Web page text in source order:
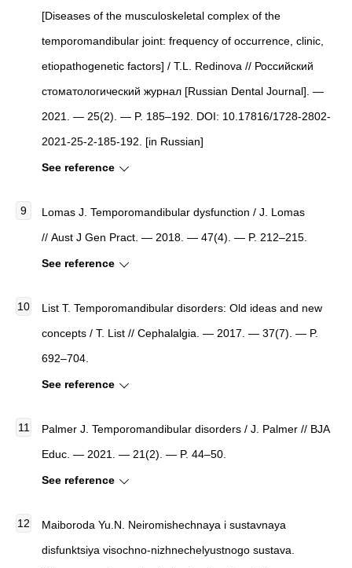
[Diseases of the musculoskeletal complex of the
temporomandibular joint: frequency of occurrence, clinic,
etiopathogenetic factors] / T.L. Redinova // Российский
стоматологический журнал [Russian Dental Journal]. —
2021. — 25(2). — P. 185–192. DOI: 10.17816/1728-2802-
2021-25-2-185-192. [in Russian]
See reference
Lomas J. Temporomandibular dysfunction / J. Lomas
// Aust J Gen Pract. — 2018. — 47(4). — P. 212–215.
See reference
List T. Temporomandibular disorders: Old ideas and new
concepts / T. List // Cephalalgia. — 2017. — 37(7). — P.
692–704.
See reference
Palmer J. Temporomandibular disorders / J. Palmer // BJA
Educ. — 2021. — 21(2). — P. 44–50.
See reference
Maiboroda Yu.N. Neiromishechnaya i sustavnaya
disfunktsiya visochno-nizhnechelyustnogo sustava.